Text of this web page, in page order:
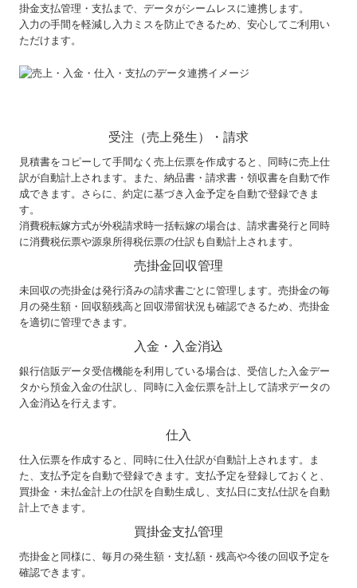
掛金支払管理・支払まで、データがシームレスに連携します。
入力の手間を軽減し入力ミスを防止できるため、安心してご利用い
ただけます。
受注（売上発生）・請求
見積書をコピーして手間なく売上伝票を作成すると、同時に売上仕
訳が自動計上されます。また、納品書・請求書・領収書を自動で作
成できます。さらに、約定に基づき入金予定を自動で登録できま
す。
消費税転嫁方式が外税請求時一括転嫁の場合は、請求書発行と同時
に消費税伝票や源泉所得税伝票の仕訳も自動計上されます。
売掛金回収管理
未回収の売掛金は発行済みの請求書ごとに管理します。売掛金の毎
月の発生額・回収額残高と回収滞留状況も確認できるため、売掛金
を適切に管理できます。
入金・入金消込
銀行信販データ受信機能を利用している場合は、受信した入金デー
タから預金入金の仕訳し、同時に入金伝票を計上して請求データの
入金消込を行えます。
仕入
仕入伝票を作成すると、同時に仕入仕訳が自動計上されます。ま
た、支払予定を自動で登録できます。支払予定を登録しておくと、
買掛金・未払金計上の仕訳を自動生成し、支払日に支払仕訳を自動
計上できます。
買掛金支払管理
売掛金と同様に、毎月の発生額・支払額・残高や今後の回収予定を
確認できます。